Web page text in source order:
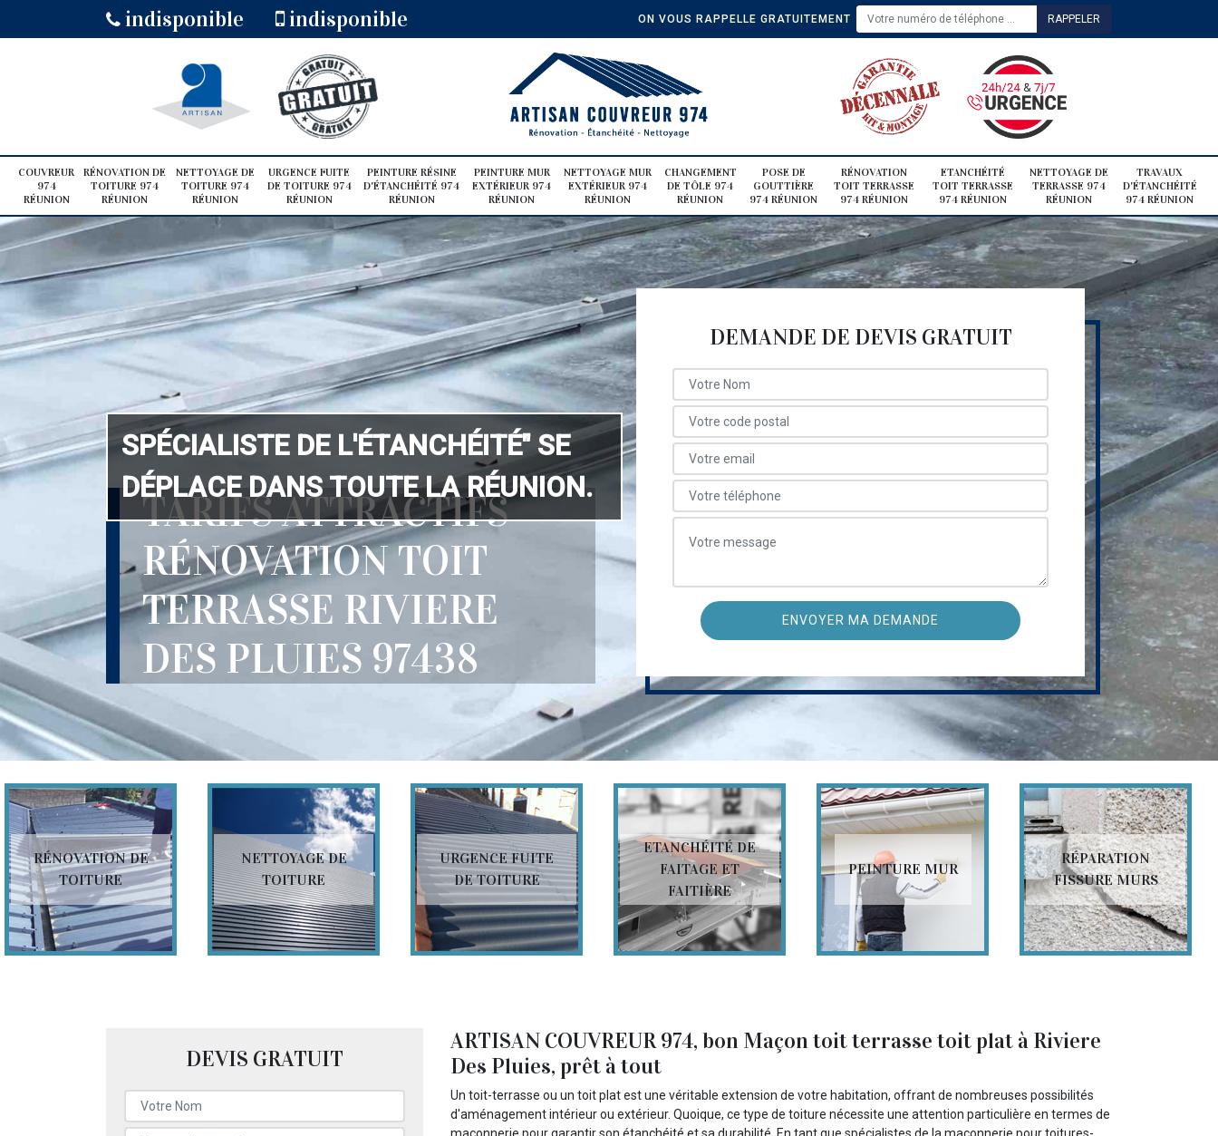
indisponible indisponible ON VOUS RAPPELLE GRATUITEMENT
COUVREUR
974
RÉUNION
RÉNOVATION DE
TOITURE 974
RÉUNION
NETTOYAGE DE
TOITURE 974
RÉUNION
URGENCE FUITE
DE TOITURE 974
RÉUNION
PEINTURE RÉSINE
D'ÉTANCHÉITÉ 974
RÉUNION
PEINTURE MUR
EXTÉRIEUR 974
RÉUNION
NETTOYAGE MUR
EXTÉRIEUR 974
RÉUNION
CHANGEMENT
DE TÔLE 974
RÉUNION
POSE DE
GOUTTIÈRE
974 RÉUNION
RÉNOVATION
TOIT TERRASSE
974 RÉUNION
ETANCHÉITÉ
TOIT TERRASSE
974 RÉUNION
NETTOYAGE DE
TERRASSE 974
RÉUNION
TRAVAUX
D'ÉTANCHÉITÉ
974 RÉUNION
SPÉCIALISTE DE L'ÉTANCHÉITÉ" SE
DÉPLACE DANS TOUTE LA RÉUNION.
TARIFS ATTRACTIFS
RÉNOVATION TOIT
TERRASSE RIVIERE
DES PLUIES 97438
DEMANDE DE DEVIS GRATUIT
RÉNOVATION DE
TOITURE
NETTOYAGE DE
TOITURE
URGENCE FUITE
DE TOITURE
ETANCHÉITÉ DE
FAITAGE ET
FAITIÈRE
PEINTURE MUR
RÉPARATION
FISSURE MURS
DEVIS GRATUIT
ARTISAN COUVREUR 974, bon Maçon toit terrasse toit plat à Riviere
Des Pluies, prêt à tout
Un toit-terrasse ou un toit plat est une véritable extension de votre habitation, offrant de nombreuses possibilités
d'aménagement intérieur ou extérieur. Quoique, ce type de toiture nécessite une attention particulière en termes de